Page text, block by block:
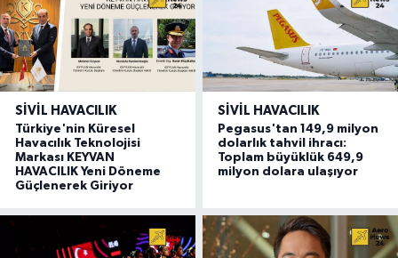
SIVIL HAVACILIK
Türkiye'nin Küresel
Havacılık Teknolojisi
Markası KEYVAN
HAVACILIK Yeni Döneme
Güçlenerek Giriyor
SIVIL HAVACILIK
Pegasus'tan 149,9 milyon
dolarlık tahvil ihracı:
Toplam büyüklük 649,9
milyon dolara ulaşıyor